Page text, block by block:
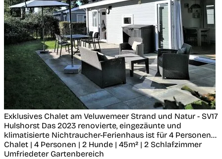
Exklusives Chalet am Veluwemeer Strand und Natur - SV17
Hulshorst Das 2023 renovierte, eingezäunte und
klimatisierte Nichtraucher-Ferienhaus ist für 4 Personen...
Chalet | 4 Personen | 2 Hunde | 45m² | 2 Schlafzimmer
Umfriedeter Gartenbereich